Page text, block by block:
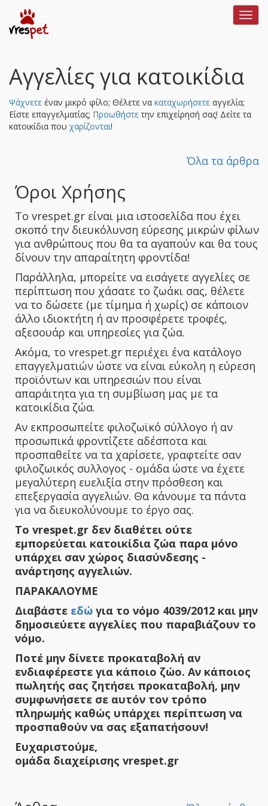
Αγγελίες για κατοικίδια
Ψάχνετε έναν μικρό φίλο; Θέλετε να καταχωρήσετε αγγελία;
Είστε επαγγελματίας; Προωθήστε την επιχείρησή σας! Δείτε τα
κατοικίδια που χαρίζονται!
Όλα τα άρθρα
Όροι Χρήσης
Το vrespet.gr είναι μια ιστοσελίδα που έχει
σκοπό την διευκόλυνση εύρεσης μικρών φίλων
για ανθρώπους που θα τα αγαπούν και θα τους
δίνουν την απαραίτητη φροντίδα!
Παράλληλα, μπορείτε να εισάγετε αγγελίες σε
περίπτωση που χάσατε το ζωάκι σας, θέλετε
να το δώσετε (με τίμημα ή χωρίς) σε κάποιον
άλλο ιδιοκτήτη ή αν προσφέρετε τροφές,
αξεσουάρ και υπηρεσίες για ζώα.
Ακόμα, το vrespet.gr περιέχει ένα κατάλογο
επαγγελματιών ώστε να είναι εύκολη η εύρεση
προϊόντων και υπηρεσιών που είναι
απαράιτητα για τη συμβίωση μας με τα
κατοικίδια ζώα.
Αν εκπροσωπείτε φιλοζωϊκό σύλλογο ή αν
προσωπικά φροντίζετε αδέσποτα και
προσπαθείτε να τα χαρίσετε, γραφτείτε σαν
φιλοζωικός συλλογος - ομάδα ώστε να έχετε
μεγαλύτερη ευελιξία στην πρόσθεση και
επεξεργασία αγγελιών. Θα κάνουμε τα πάντα
για να διευκολύνουμε το έργο σας.
Το vrespet.gr δεν διαθέτει ούτε
εμπορεύεται κατοικίδια ζώα παρα μόνο
υπάρχει σαν χώρος διασύνδεσης -
ανάρτησης αγγελιών.
ΠΑΡΑΚΑΛΟΥΜΕ
Διαβάστε εδώ για το νόμο 4039/2012 και μην
δημοσιεύετε αγγελίες που παραβιάζουν το
νόμο.
Ποτέ μην δίνετε προκαταβολή αν
ενδιαφέρεστε για κάποιο ζώο. Αν κάποιος
πωλητής σας ζητήσει προκαταβολή, μην
συμφωνήσετε σε αυτόν τον τρόπο
πληρωμής καθώς υπάρχει περίπτωση να
προσπαθούν να σας εξαπατήσουν!
Ευχαριστούμε,
ομάδα διαχείρισης vrespet.gr